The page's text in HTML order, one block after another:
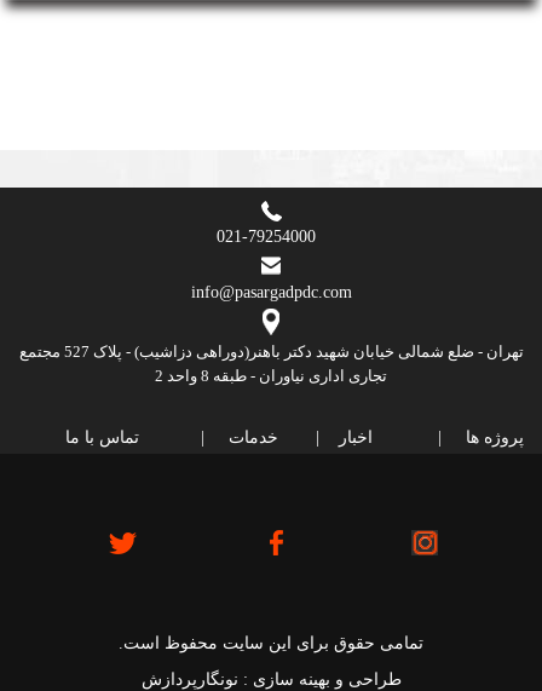
info@pasargadpdc.com
تهران - ضلع شمالی خیابان شهید دکتر باهنر(دوراهی دزاشیب) - پلاک 527 مجتمع
تجاری اداری نیاوران - طبقه 8 واحد 2
پروژه ها | اخبار | خدمات | تماس با ما
تمامی حقوق برای این سایت محفوظ است.
طراحی و بهینه سازی : نونگارپردازش